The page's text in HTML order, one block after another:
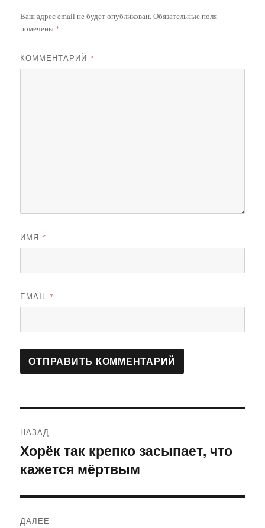
Ваш адрес email не будет опубликован.Обязательные поля
помечены *
КОММЕНТАРИЙ *
ИМЯ *
EMAIL *
по
записям
НАЗАД
Предыдущая
запись:
Хорёк так крепко засыпает, что
кажется мёртвым
ДАЛЕЕ